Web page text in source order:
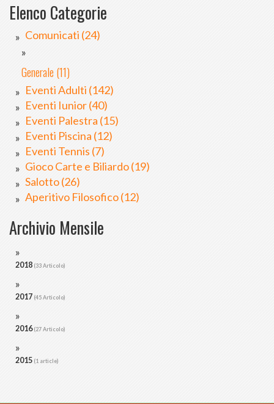
Elenco Categorie
Comunicati (24)
Generale (11)
Eventi Adulti (142)
Eventi Iunior (40)
Eventi Palestra (15)
Eventi Piscina (12)
Eventi Tennis (7)
Gioco Carte e Biliardo (19)
Salotto (26)
Aperitivo Filosofico (12)
Archivio Mensile
2018 (33 Articolo)
2017 (45 Articolo)
2016(27 Articolo)
2015 (1 article)